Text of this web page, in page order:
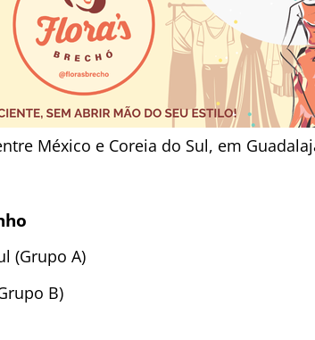
México e Coreia do Sul, em
(Grupo A)
B)